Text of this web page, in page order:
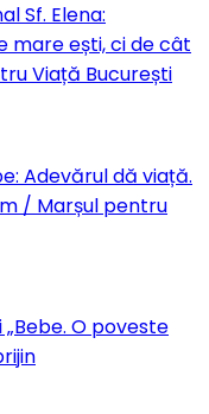
Sf. Elena:
mare ești, ci de cât
Viață București
Adevărul dă viață.
/ Marșul pentru
O poveste